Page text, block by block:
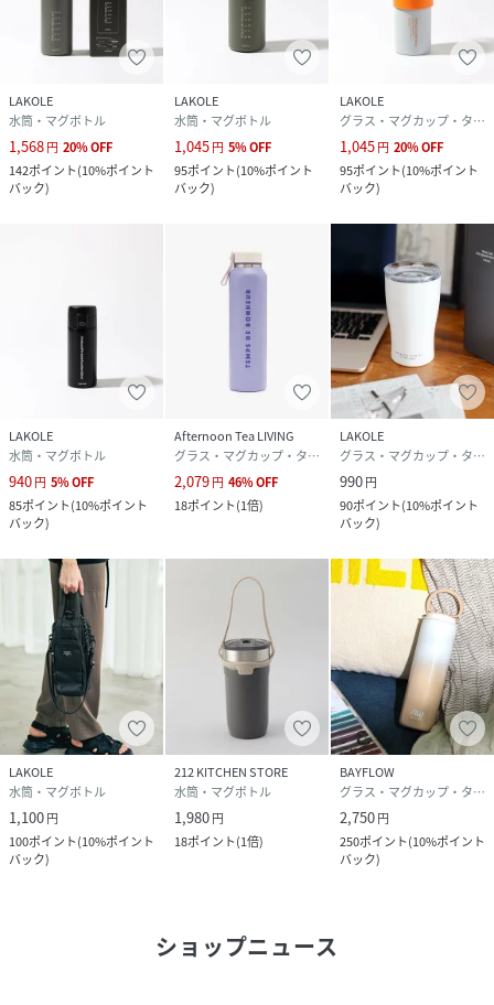
LAKOLE
水筒・マグボトル
1,568円 20%OFF
142ポイント(10%ポイント
バック)
LAKOLE
水筒・マグボトル
1,045円 5%OFF
95ポイント(10%ポイント
バック)
LAKOLE
グラス・マグカップ・タンブラー
1,045円 20%OFF
95ポイント(10%ポイント
バック)
LAKOLE
水筒・マグボトル
940円 5%OFF
85ポイント(10%ポイント
バック)
Afternoon Tea LIVING
グラス・マグカップ・タンブラー
2,079円 46%OFF
18ポイント(1倍)
LAKOLE
グラス・マグカップ・タンブラー
990円
90ポイント(10%ポイント
バック)
LAKOLE
水筒・マグボトル
1,100円
100ポイント(10%ポイント
バック)
212 KITCHEN STORE
水筒・マグボトル
1,980円
18ポイント(1倍)
BAYFLOW
グラス・マグカップ・タンブラー
2,750円
250ポイント(10%ポイント
バック)
ショップニュース